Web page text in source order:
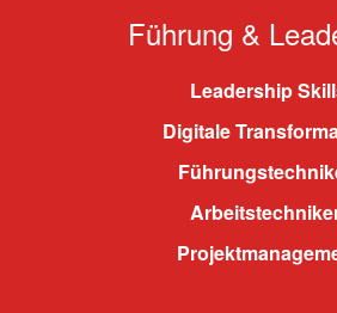
Führung &
Leadership
Digitale